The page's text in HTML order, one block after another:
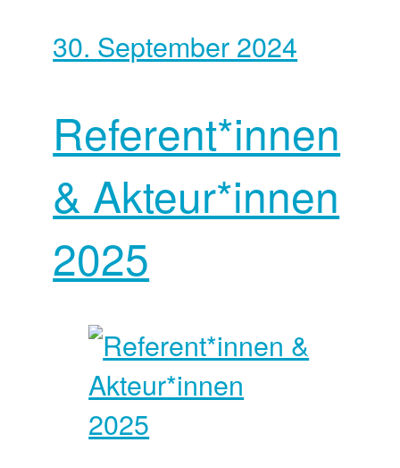
30. September 2024
Referent*innen
& Akteur*innen
2025